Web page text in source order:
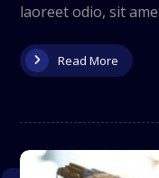
laoreet odio, sit
Read More